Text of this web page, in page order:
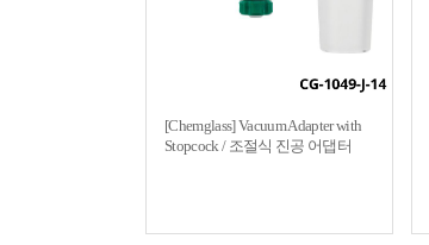
[Chemglass] Vacuum Adapter with
Stopcock / 조절식 진공 어댑터